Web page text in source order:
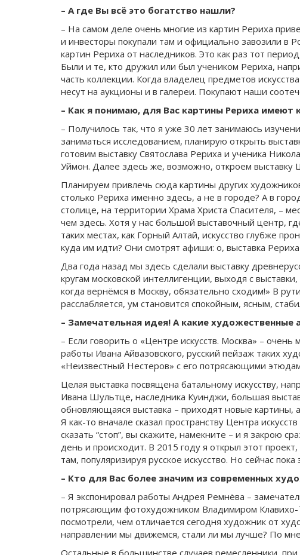
– А где Вы всё это богатство нашли?
– На самом деле очень многие из картин Рериха
и инвесторы покупали там и официально завозили в
картин Рериха от наследников. Это как раз тот
Были и те, кто дружил или был учеником Рериха,
часть коллекции. Когда владелец предметов
несут на аукционы и в галереи. Покупают наши
– Как я понимаю, для Вас картины Рериха имеют
– Получилось так, что я уже 30 лет занимаюсь
заниматься исследованием, планирую открыть
готовим выставку Святослава Рериха и ученика
Уймон. Далее здесь же, возможно, откроем выставку
Планируем привлечь сюда картины других
столько Рериха именно здесь, а не в городе? А в
столице, на территории Храма Христа Спасителя, –
чем здесь. Хотя у нас большой выставочный центр,
таких местах, как Горный Алтай, искусство глубже
куда им идти? Они смотрят афиши: о, выставка
Два года назад мы здесь сделали выставку
кругам московской интеллигенции, выходя с
когда вернёмся в Москву, обязательно сходим!» В
расслабляется, ум становится спокойным, ясным,
– Замечательная идея! А какие
– Если говорить о «Центре искусств. Москва» –
работы Ивана Айвазовского, русский пейзаж таких
«Неизвестный Нестеров» с его потрясающими
Целая выставка посвящена батальному искусству,
Ивана Шультце, наследника Куинджи, большая
обновляющаяся выставка – приходят новые
Я как-то вначале сказал пространству Центра
сказать “стоп”, вы скажите, намекните – и я закрою
день и происходит. В 2015 году я открыл этот
там, популяризируя русское искусство. Но сейчас
– Кто для Вас более значим из современных
– Я экспонировал работы Андрея Ремнёва –
потрясающим фотохудожником Владимиром Клавихо-
посмотрели, чем отличается сегодня художник от
направлении мы движемся, стали ли мы лучше? По
Остальные в большинстве случаев ремесленники,